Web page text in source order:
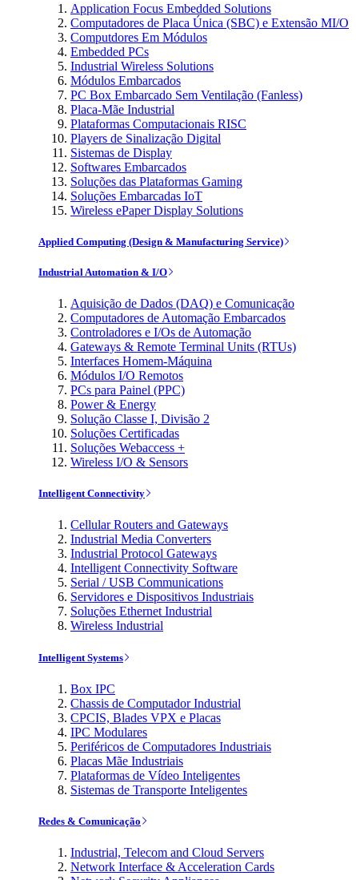
Application Focus Embedded Solutions
Computadores de Placa Única (SBC) e Extensão MI/O
Computdores Em Módulos
Embedded PCs
Industrial Wireless Solutions
Módulos Embarcados
PC Box Embarcado Sem Ventilação (Fanless)
Placa-Mãe Industrial
Plataformas Computacionais RISC
Players de Sinalização Digital
Sistemas de Display
Softwares Embarcados
Soluções das Plataformas Gaming
Soluções Embarcadas IoT
Wireless ePaper Display Solutions
Applied Computing (Design & Manufacturing Service)
Industrial Automation & I/O
Aquisição de Dados (DAQ) e Comunicação
Computadores de Automação Embarcados
Controladores e I/Os de Automação
Gateways & Remote Terminal Units (RTUs)
Interfaces Homem-Máquina
Módulos I/O Remotos
PCs para Painel (PPC)
Power & Energy
Solução Classe I, Divisão 2
Soluções Certificadas
Soluções Webaccess +
Wireless I/O & Sensors
Intelligent Connectivity
Cellular Routers and Gateways
Industrial Media Converters
Industrial Protocol Gateways
Intelligent Connectivity Software
Serial / USB Communications
Servidores e Dispositivos Industriais
Soluções Ethernet Industrial
Wireless Industrial
Intelligent Systems
Box IPC
Chassis de Computador Industrial
CPCIS, Blades VPX e Placas
IPC Modulares
Periféricos de Computadores Industriais
Placas Mãe Industriais
Plataformas de Vídeo Inteligentes
Sistemas de Transporte Inteligentes
Redes & Comunicação
Industrial, Telecom and Cloud Servers
Network Interface & Acceleration Cards